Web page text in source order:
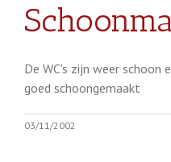
De WC's zijn weer schoon
goed schoongemaakt
03/11/2002